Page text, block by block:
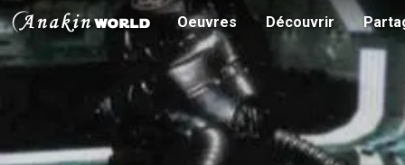
Oeuvres Découvrir